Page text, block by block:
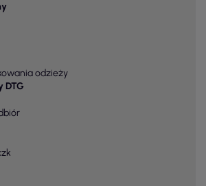
odzieży
DTG